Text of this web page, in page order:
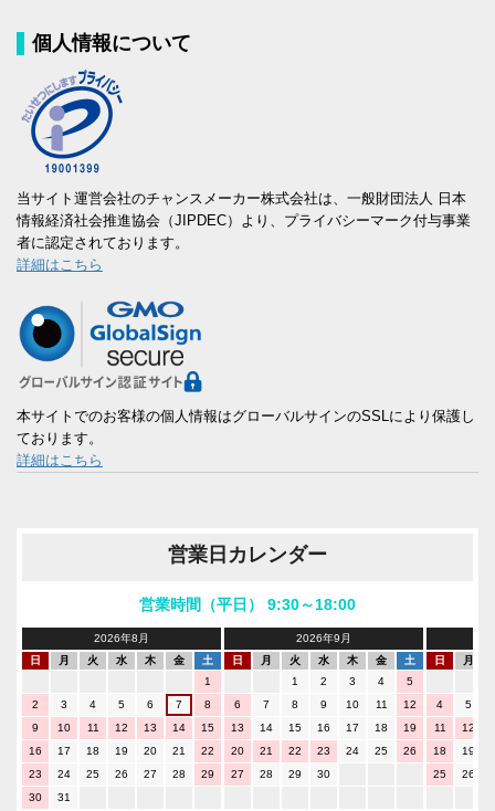
個人情報について
当サイト運営会社のチャンスメーカー株式会社は、一般財団法人 日本
情報経済社会推進協会（JIPDEC）より、プライバシーマーク付与事業
者に認定されております。
詳細はこちら
本サイトでのお客様の個人情報はグローバルサインのSSLにより保護し
ております。
詳細はこちら
営業日カレンダー
営業時間（平日） 9:30～18:00
2026年8月
日
月 火 水 木 金
土
1
2
3 4 5 6 7
8
9
10 11 12 13 14
15
16
17 18 19 20 21
22
23
24 25 26 27 28
29
30
31
2026年9月
日
月 火 水 木 金
土
1
2 3 4
5
6
7 8 9 10 11
12
13
14 15 16 17 18
19
20
21 22 23 24 25
26
27
28 29 30
日 月
4 5
11
12
18
19
25
26